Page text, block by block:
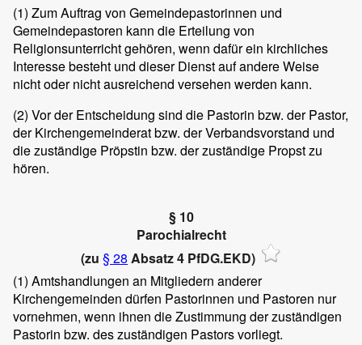
(1) Zum Auftrag von Gemeindepastorinnen und
Gemeindepastoren kann die Erteilung von
Religionsunterricht gehören, wenn dafür ein kirchliches
Interesse besteht und dieser Dienst auf andere Weise
nicht oder nicht ausreichend versehen werden kann.
(2) Vor der Entscheidung sind die Pastorin bzw. der Pastor,
der Kirchengemeinderat bzw. der Verbandsvorstand und
die zuständige Pröpstin bzw. der zuständige Propst zu
hören.
§ 10
Parochialrecht
(zu § 28 Absatz 4 PfDG.EKD)
(1) Amtshandlungen an Mitgliedern anderer
Kirchengemeinden dürfen Pastorinnen und Pastoren nur
vornehmen, wenn ihnen die Zustimmung der zuständigen
Pastorin bzw. des zuständigen Pastors vorliegt.